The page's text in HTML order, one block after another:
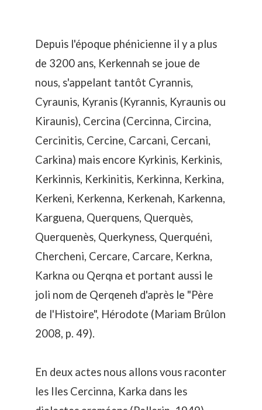
Depuis l'époque phénicienne il y a plus
de 3200 ans, Kerkennah se joue de
nous, s'appelant tantôt Cyrannis,
Cyraunis, Kyranis (Kyrannis, Kyraunis ou
Kiraunis), Cercina (Cercinna, Circina,
Cercinitis, Cercine, Carcani, Cercani,
Carkina) mais encore Kyrkinis, Kerkinis,
Kerkinnis, Kerkinitis, Kerkinna, Kerkina,
Kerkeni, Kerkenna, Kerkenah, Karkenna,
Karguena, Querquens, Querquès,
Querquenès, Querkyness, Querquéni,
Chercheni, Cercare, Carcare, Kerkna,
Karkna ou Qerqna et portant aussi le
joli nom de Qerqeneh d'après le "Père
de l'Histoire", Hérodote (Mariam Brûlon
2008, p. 49).
En deux actes nous allons vous raconter
les Iles Cercinna, Karka dans les